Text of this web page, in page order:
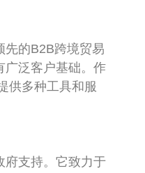
先的B2B跨境贸易
广泛客户基础。作
供多种工具和服
府支持。它致力于